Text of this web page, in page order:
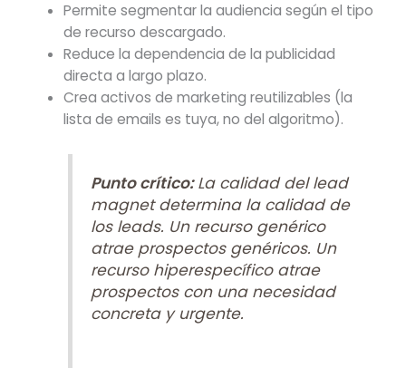
Permite segmentar la audiencia según el tipo
de recurso descargado.
Reduce la dependencia de la publicidad
directa a largo plazo.
Crea activos de marketing reutilizables (la
lista de emails es tuya, no del algoritmo).
Punto crítico:La calidad del lead
magnet determina la calidad de
los leads. Un recurso genérico
atrae prospectos genéricos. Un
recurso hiperespecífico atrae
prospectos con una necesidad
concreta y urgente.